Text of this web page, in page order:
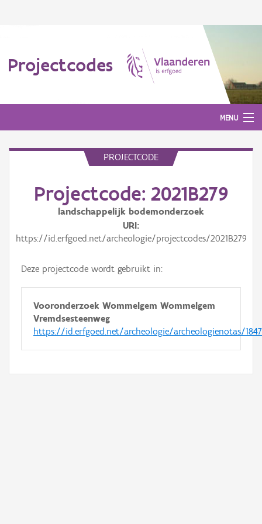
Projectcodes
MENU
PROJECTCODE
Projectcode: 2021B279
landschappelijk bodemonderzoek
URI
https://id.erfgoed.net/archeologie/projectcodes/2021B279
Deze projectcode wordt gebruikt in:
Vooronderzoek Wommelgem Wommelgem
Vremdsesteenweg
https://id.erfgoed.net/archeologie/archeologienotas/